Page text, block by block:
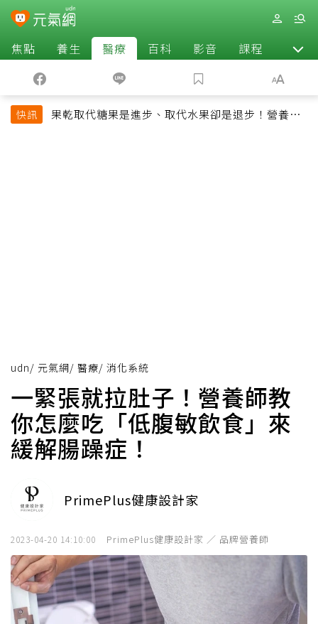
焦點 養生 醫療 百科 影音 課程 退休
快訊
果乾取代糖果是進步、取代水果卻是退步！營養師
udn/ 元氣網/ 醫療/ 消化系統
一緊張就拉肚子！營養師教
你怎麼吃「低腹敏飲食」來
緩解腸躁症！
PrimePlus健康設計家
2023-04-20 14:10:00 PrimePlus健康設計家 ／ 品牌營養師